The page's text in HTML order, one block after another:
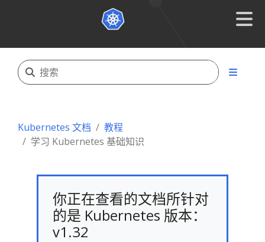
Kubernetes 文档
教程
学习 Kubernetes 基础知识
你正在查看的文档所针对
的是 Kubernetes 版本：
v1.32